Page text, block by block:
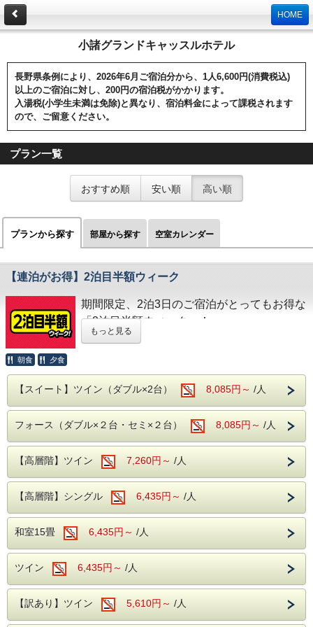
HOME
小諸グランドキャッスルホテル
長野県条例により、2026年6月ご宿泊分から、1人6,600円(消費税込)
以上のご宿泊に対し、200円の宿泊税がかかります。
入湯税(小学生未満は免除)と異なり、宿泊料金によって課税されます
ので、ご留意ください。
プラン一覧
おすすめ順 安い順 高い順
プランから探す 部屋から探す 空室カレンダー
【連泊がお得】2泊目半額ウィーク
期間限定、2泊3日のご宿泊がとってもお得な
「2泊目半額ウィーク」！
対象期間内の2泊3日のご利用で、2泊目が半
に分けて表示しております。
表記の金額から割引はされません。
例)【ツイン】１室2名～
1泊目7,800円(消費税込8,580円)、2泊目3,900
円(消費税込4,290円)
2泊合計11,700円(消費税込12,870円)を2日間
表示金額は「1泊あたり5,850円(消費税込
6,435円)」となります。
ぜひこのお得な機会をご利用して、ご旅行と観光をお楽しみ
ください。
<対象期間>
もっと見る
朝食 夕食
【スイート】ツイン（ダブル×2台） 8,085円～ /人
フォース（ダブル×２台・セミ×２台） 8,085円～ /人
【高層階】ツイン 7,260円～ /人
【高層階】シングル 6,435円～ /人
和室15畳 6,435円～ /人
ツイン 6,435円～ /人
【訳あり】ツイン 5,610円～ /人